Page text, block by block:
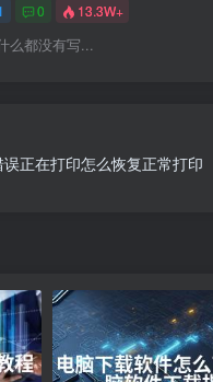
0 13.3W+
么都没有写...
正在打印怎么恢复正常打印